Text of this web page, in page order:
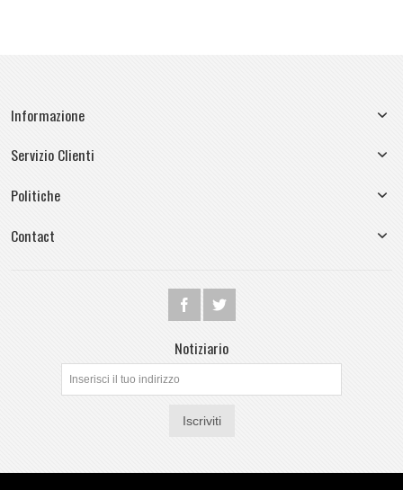
Informazione
Servizio Clienti
Politiche
Contact
Notiziario
Iscriviti